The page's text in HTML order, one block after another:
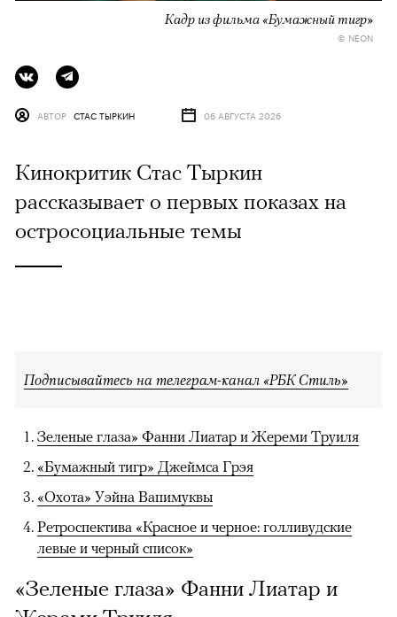
Кадр из фильма «Бумажный тигр»
© NEON
АВТОР СТАС ТЫРКИН 06 АВГУСТА 2026
Кинокритик Стас Тыркин
рассказывает о первых показах на
остросоциальные темы
Подписывайтесь на телеграм-канал «РБК Стиль»
Зеленые глаза» Фанни Лиатар и Жереми Труиля
«Бумажный тигр» Джеймса Грэя
«Охота» Уэйна Вапимуквы
Ретроспектива «Красное и черное: голливудские
левые и черный список»
«Зеленые глаза» Фанни Лиатар и